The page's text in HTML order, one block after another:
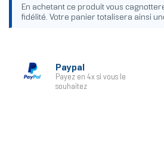
En achetant ce produit vous
fidélité. Votre panier totalisera ainsi
Paypal
Payez en 4x si vous le
souhaitez